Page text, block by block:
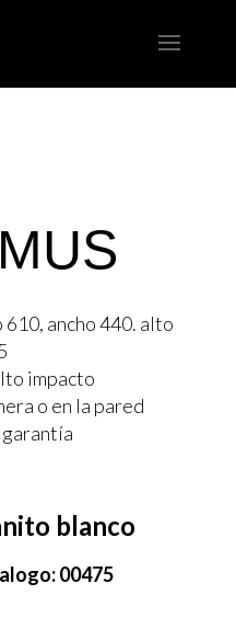
ancho 440. alto
impacto
o en la pared
garantía
blanco
00475